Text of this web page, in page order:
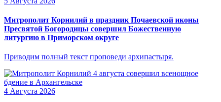
Митрополит Корнилий в праздник Почаевской иконы
Пресвятой Богородицы совершил Божественную
литургию в Приморском округе
Приводим полный текст проповеди архипастыря.
4 Августа 2026